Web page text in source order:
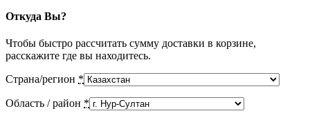
Откуда Вы?
Чтобы быстро рассчитать сумму доставки в корзине,
расскажите где вы находитесь.
Страна/регион *
Область / район *